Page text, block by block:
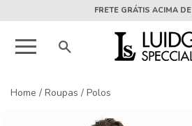
5X SEM JUROS PARCELA
Home / Roupas / Polos